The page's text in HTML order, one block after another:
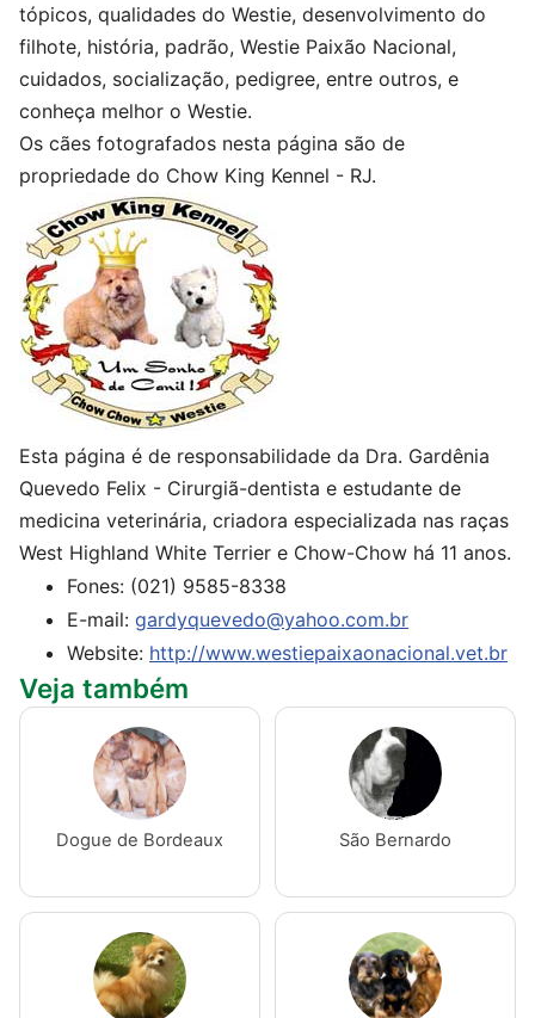
tópicos, qualidades do Westie, desenvolvimento do
filhote, história, padrão, Westie Paixão Nacional,
cuidados, socialização, pedigree, entre outros, e
conheça melhor o Westie.
Os cães fotografados nesta página são de
propriedade do Chow King Kennel - RJ.
Esta página é de responsabilidade da Dra. Gardênia
Quevedo Felix - Cirurgiã-dentista e estudante de
medicina veterinária, criadora especializada nas raças
West Highland White Terrier e Chow-Chow há 11 anos.
Fones: (021) 9585-8338
E-mail: gardyquevedo@yahoo.com.br
Website: http://www.westiepaixaonacional.vet.br
Veja também
Dogue de Bordeaux São Bernardo